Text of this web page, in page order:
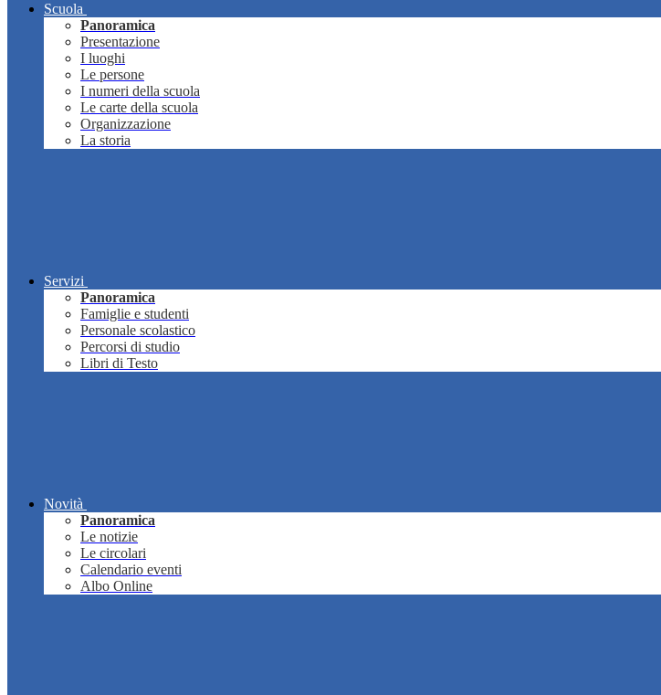
Scuola
Panoramica
Presentazione
I luoghi
Le persone
I numeri della scuola
Le carte della scuola
Organizzazione
La storia
Servizi
Panoramica
Famiglie e studenti
Personale scolastico
Percorsi di studio
Libri di Testo
Novità
Panoramica
Le notizie
Le circolari
Calendario eventi
Albo Online